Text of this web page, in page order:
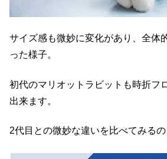
サイズ感も微妙に変化があり、全体
った様子。
初代のマリオットラビットも時折フ
出来ます。
2代目との微妙な違いを比べてみるの